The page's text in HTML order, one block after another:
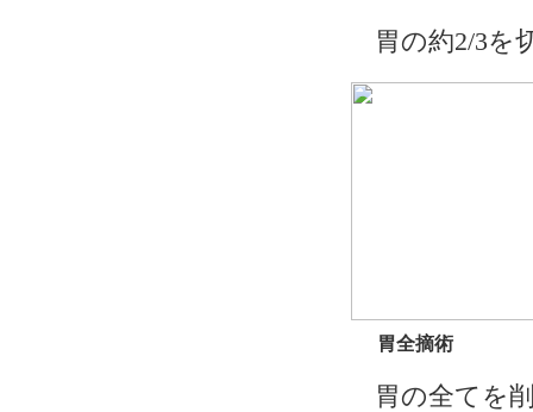
胃の約2/3を
胃全摘術
胃の全てを